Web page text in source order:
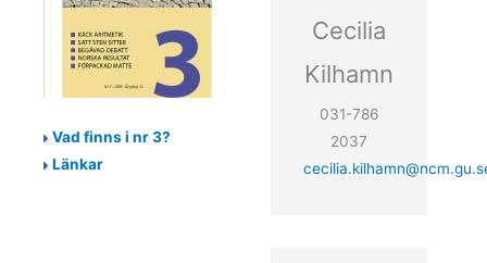
Vad finns i nr 3?
Länkar
Cecilia
Kilhamn
031-786
2037